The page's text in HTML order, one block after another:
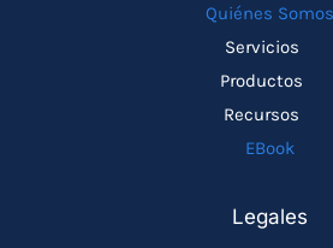
Quiénes Somos
Servicios
Productos
Recursos
EBook
Legales